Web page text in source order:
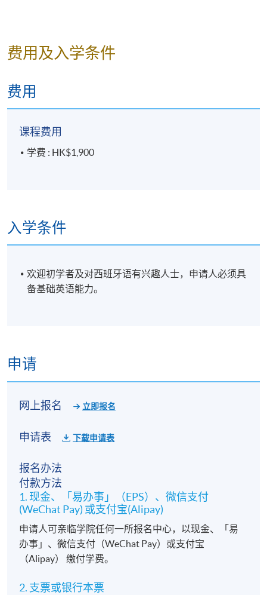
费用及入学条件
费用
课程费用
学费 : HK$1,900
入学条件
欢迎初学者及对西班牙语有兴趣人士，申请人必须具
备基础英语能力。
申请
网上报名 立即报名
申请表 下载申请表
报名办法
付款方法
1. 现金、「易办事」（EPS）、微信支付
(WeChat Pay) 或支付宝(Alipay)
申请人可亲临学院任何一所报名中心，以现金、「易
办事」、微信支付（WeChat Pay）或支付宝
（Alipay） 缴付学费。
2. 支票或银行本票